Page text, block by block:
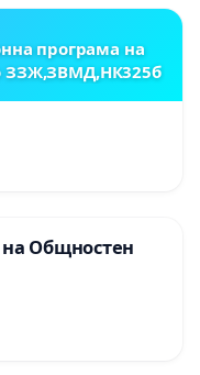
програма на
ЗЗЖ,ЗВМД,НК325б
на Общностен